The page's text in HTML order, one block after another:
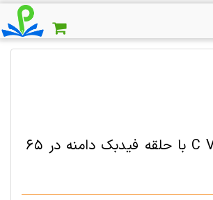
دانلود مقاله ترجمه شده منبع تغذیه 0.3 V با پهنای باند 2.4GHz کلاس C VCO IC با حلقه فیدبک دامنه در 65